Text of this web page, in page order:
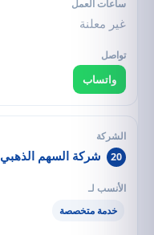
غير معلنة
واتساب
20 شركة السهم الذهبي
خدمة متخصصة